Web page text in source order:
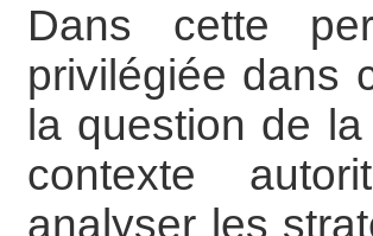
Dans cette
privilégiée dans
la question de
contexte
analyser les